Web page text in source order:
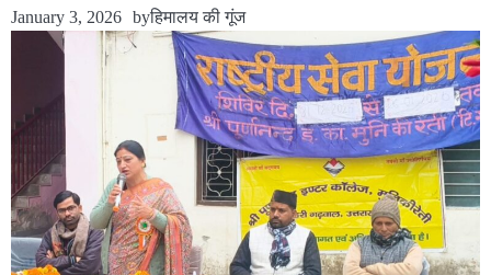
January 3, 2026 byहिमालय की गूंज